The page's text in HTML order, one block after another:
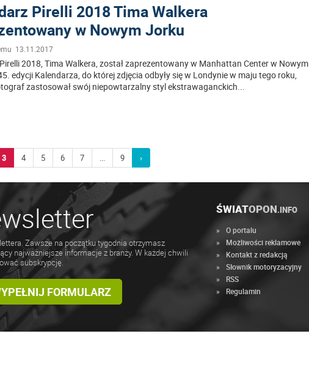
Pirelli 2018 Tima Walkera
w Nowym Jorku
13.11.2017
2018, Tima Walkera, został zaprezentowany w Manhattan Center w Nowym
edycji Kalendarza, do której zdjęcia odbyły się w Londynie w maju tego roku,
zastosował swój niepowtarzalny styl ekstrawaganckich...
3 4 5 6 7 ... 9 ›
Zawsze na początku tygodnia otrzymasz
najważniejsze informacje z branży. W każdej chwili
subskrypcję.
FORMULARZ
ŚWIATOPON.INFO
O portalu
Możliwości reklamowe
Kontakt z redakcją
Słownik motoryzacyjny
RSS
Regulamin